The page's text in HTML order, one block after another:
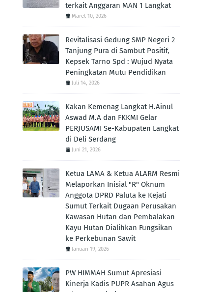
terkait Anggaran MAN 1 Langkat
Maret 10, 2026
Revitalisasi Gedung SMP Negeri 2
Tanjung Pura di Sambut Positif,
Kepsek Tarno Spd : Wujud Nyata
Peningkatan Mutu Pendidikan
Juli 14, 2026
Kakan Kemenag Langkat H.Ainul
Aswad M.A dan FKKMI Gelar
PERJUSAMI Se-Kabupaten Langkat
di Deli Serdang
Juni 21, 2026
Ketua LAMA & Ketua ALARM Resmi
Melaporkan Inisial "R" Oknum
Anggota DPRD Paluta ke Kejati
Sumut Terkait Dugaan Perusakan
Kawasan Hutan dan Pembalakan
Kayu Hutan Dialihkan Fungsikan
ke Perkebunan Sawit
Januari 19, 2026
PW HIMMAH Sumut Apresiasi
Kinerja Kadis PUPR Asahan Agus